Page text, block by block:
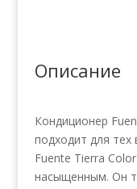
Описание
Кондиционер
подходит для тех
Fuente Tierra
насыщенным. Он